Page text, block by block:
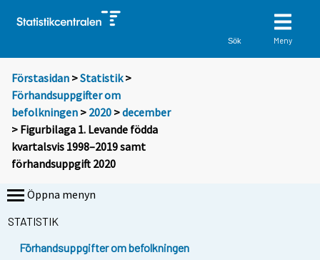
Sök Meny
Förstasidan >Statistik >
Förhandsuppgifter om
befolkningen > 2020 >december
> Figurbilaga 1. Levande födda
kvartalsvis 1998–2019 samt
förhandsuppgift 2020
Öppna menyn
STATISTIK
Förhandsuppgifter om befolkningen